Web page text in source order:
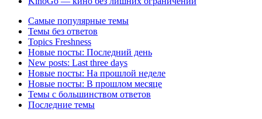
Самые популярные темы
Темы без ответов
Topics Freshness
Новые посты: Последний день
New posts: Last three days
Новые посты: На прошлой неделе
Новые посты: В прошлом месяце
Темы с большинством ответов
Последние темы